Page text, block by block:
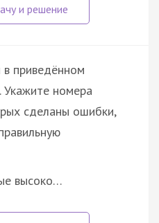
приведённом
Укажите номера
сделаны ошибки,
высоко…